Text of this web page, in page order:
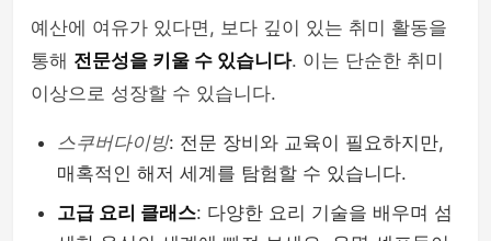
예산에 여유가 있다면, 보다 깊이 있는 취미 활동을
통해 전문성을 키울 수 있습니다. 이는 단순한 취미
이상으로 성장할 수 있습니다.
스쿠버다이빙: 전문 장비와 교육이 필요하지만,
매혹적인 해저 세계를 탐험할 수 있습니다.
고급 요리 클래스: 다양한 요리 기술을 배우며 섬